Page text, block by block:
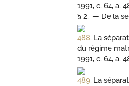
1991, c. 64, a.
§ 2. — De la
488. La
du régime
1991, c. 64, a.
489. La